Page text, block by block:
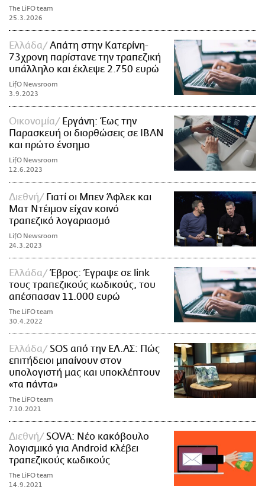
The LiFO team
25.3.2026
Ελλάδα
Απάτη στην Κατερίνη-
73χρονη παρίστανε την τραπεζική
υπάλληλο και έκλεψε 2.750 ευρώ
LifO Newsroom
3.9.2023
Οικονομία
Εργάνη: Έως την
Παρασκευή οι διορθώσεις σε IBAN
και πρώτο ένσημο
LifO Newsroom
12.6.2023
Διεθνή
Γιατί οι Μπεν Άφλεκ και
Ματ Ντέιμον είχαν κοινό
τραπεζικό λογαριασμό
LifO Newsroom
24.3.2023
Ελλάδα
Έβρος: Έγραψε σε link
τους τραπεζικούς κωδικούς, του
απέσπασαν 11.000 ευρώ
The LiFO team
30.4.2022
Ελλάδα
SOS από την ΕΛ.ΑΣ: Πώς
επιτήδειοι μπαίνουν στον
υπολογιστή μας και υποκλέπτουν
«τα πάντα»
The LiFO team
7.10.2021
Διεθνή
SOVA: Νέο κακόβουλο
λογισμικό για Android κλέβει
τραπεζικούς κωδικούς
The LiFO team
14.9.2021